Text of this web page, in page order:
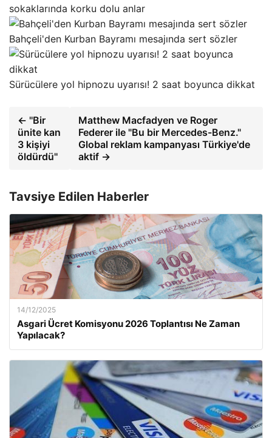
sokaklarında korku dolu anlar
Bahçeli'den Kurban Bayramı mesajında ​​sert sözler
Sürücülere yol hipnozu uyarısı! 2 saat boyunca dikkat
← ''Bir
ünite kan
3 kişiyi
öldürdü''
Matthew Macfadyen ve Roger
Federer ile "Bu bir Mercedes-Benz."
Global reklam kampanyası Türkiye'de
aktif →
Tavsiye Edilen Haberler
14/12/2025
Asgari Ücret Komisyonu 2026 Toplantısı Ne Zaman
Yapılacak?